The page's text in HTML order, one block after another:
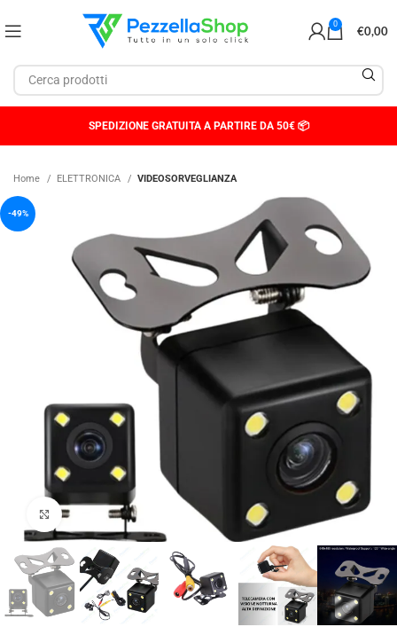
0 €0,00
SPEDIZIONE GRATUITA A PARTIRE DA 50€ 📦
Home ELETTRONICA VIDEOSORVEGLIANZA
-49%
Clicca per ingrandire